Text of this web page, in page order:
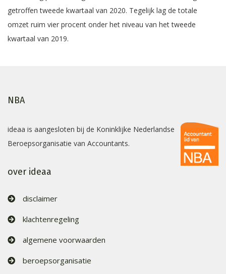
getroffen tweede kwartaal van 2020. Tegelijk lag de totale
omzet ruim vier procent onder het niveau van het tweede
kwartaal van 2019.
NBA
ideaa is aangesloten bij de Koninklijke Nederlandse
Beroepsorganisatie van Accountants.
over ideaa
disclaimer
klachtenregeling
algemene voorwaarden
beroepsorganisatie